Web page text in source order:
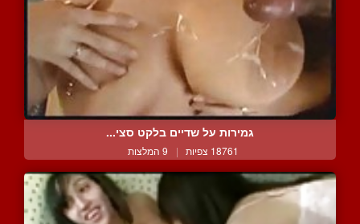
גמירות על שדיים בלקט סצי...
18761 צפיות | 9 המלצות